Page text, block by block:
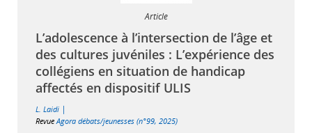
Article
L’adolescence à l’intersection de l’âge et
des cultures juvéniles : L’expérience des
collégiens en situation de handicap
affectés en dispositif ULIS
L. Laidi |
RevueAgora débats/jeunesses (n°99, 2025)